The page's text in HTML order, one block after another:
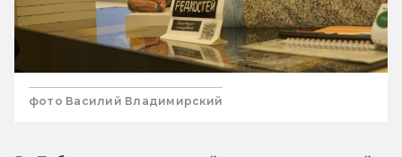
фото Василий Владимирский